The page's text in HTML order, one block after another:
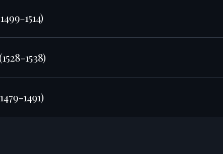
1514)
1538)
1491)